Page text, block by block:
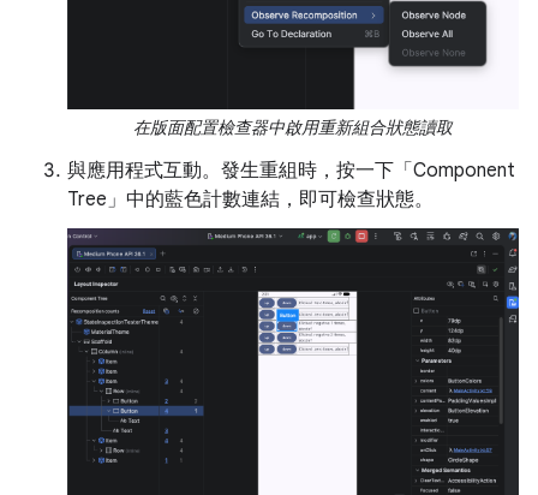
在版面配置檢查器中啟用重新組合狀態讀取
與應用程式互動。發生重組時，按一下「Component
Tree」中的藍色計數連結，即可檢查狀態。